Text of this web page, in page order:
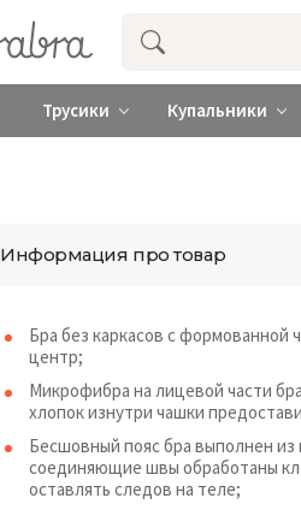
Купить нижнее
Трусики Купальники
Информация про товар
Бра без каркасов с формованной
центр;
Микрофибра на лицевой части
хлопок изнутри чашки
Бесшовный пояс бра выполнен из
соединяющие швы обработаны
оставлять следов на теле;